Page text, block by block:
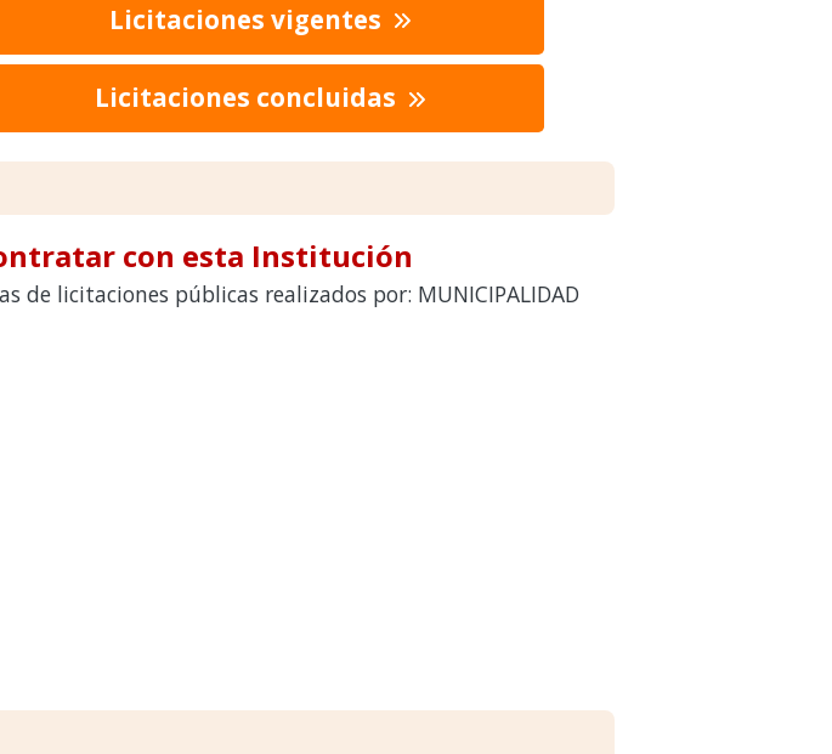
Licitaciones vigentes
Licitaciones concluidas
con esta Institución
de licitaciones públicas realizados por: MUNICIPALIDAD